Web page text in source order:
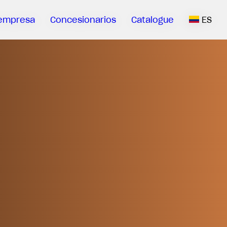
Concesionarios Catalogue ES